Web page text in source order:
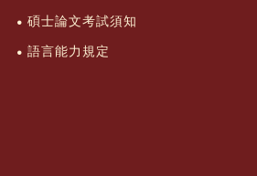
碩士論文考試須知
語言能力規定